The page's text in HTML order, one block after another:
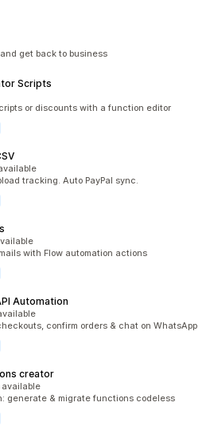
get back to business
Scripts
or discounts with a function editor
tracking. Auto PayPal sync.
with Flow automation actions
Automation
confirm orders & chat on WhatsApp
creator
available
generate & migrate functions codeless